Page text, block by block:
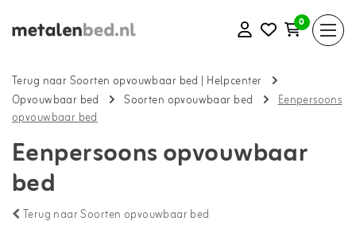
0
Terug naar Soorten opvouwbaar bed | Helpcenter
Opvouwbaar bed
Soorten opvouwbaar bed
Eenpersoons
opvouwbaar bed
Eenpersoons opvouwbaar
bed
Terug naar Soorten opvouwbaar bed